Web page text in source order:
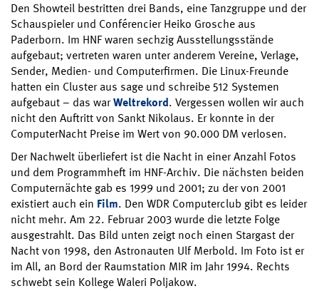
Den Showteil bestritten drei Bands, eine Tanzgruppe und der
Schauspieler und Conférencier Heiko Grosche aus
Paderborn. Im HNF waren sechzig Ausstellungsstände
aufgebaut; vertreten waren unter anderem Vereine, Verlage,
Sender, Medien- und Computerfirmen. Die Linux-Freunde
hatten ein Cluster aus sage und schreibe 512 Systemen
aufgebaut – das warWeltrekord. Vergessen wollen wir auch
nicht den Auftritt von Sankt Nikolaus. Er konnte in der
ComputerNacht Preise im Wert von 90.000 DM verlosen.
Der Nachwelt überliefert ist die Nacht in einer Anzahl Fotos
und dem Programmheft im HNF-Archiv. Die nächsten beiden
Computernächte gab es 1999 und 2001; zu der von 2001
existiert auch ein Film. Den WDR Computerclub gibt es leider
nicht mehr. Am 22. Februar 2003 wurde die letzte Folge
ausgestrahlt. Das Bild unten zeigt noch einen Stargast der
Nacht von 1998, den Astronauten Ulf Merbold. Im Foto ist er
im All, an Bord der Raumstation MIR im Jahr 1994. Rechts
schwebt sein Kollege Waleri Poljakow.